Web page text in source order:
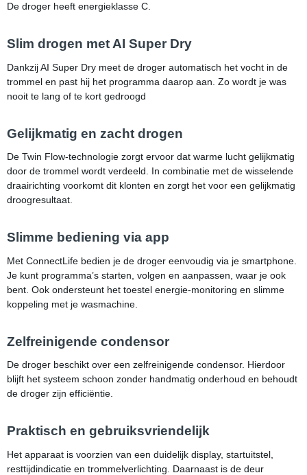
De droger heeft energieklasse C.
Slim drogen met AI Super Dry
Dankzij AI Super Dry meet de droger automatisch het vocht in de
trommel en past hij het programma daarop aan. Zo wordt je was
nooit te lang of te kort gedroogd
Gelijkmatig en zacht drogen
De Twin Flow-technologie zorgt ervoor dat warme lucht gelijkmatig
door de trommel wordt verdeeld. In combinatie met de wisselende
draairichting voorkomt dit klonten en zorgt het voor een gelijkmatig
droogresultaat.
Slimme bediening via app
Met ConnectLife bedien je de droger eenvoudig via je smartphone.
Je kunt programma’s starten, volgen en aanpassen, waar je ook
bent. Ook ondersteunt het toestel energie-monitoring en slimme
koppeling met je wasmachine.
Zelfreinigende condensor
De droger beschikt over een zelfreinigende condensor. Hierdoor
blijft het systeem schoon zonder handmatig onderhoud en behoudt
de droger zijn efficiëntie.
Praktisch en gebruiksvriendelijk
Het apparaat is voorzien van een duidelijk display, startuitstel,
resttijdindicatie en trommelverlichting. Daarnaast is de deur